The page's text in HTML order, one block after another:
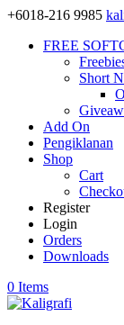
+6018-216 9985
FREE
Short
Add On
Pengiklanan
Shop
Cart
Register
Login
Orders
Downloads
0 Items